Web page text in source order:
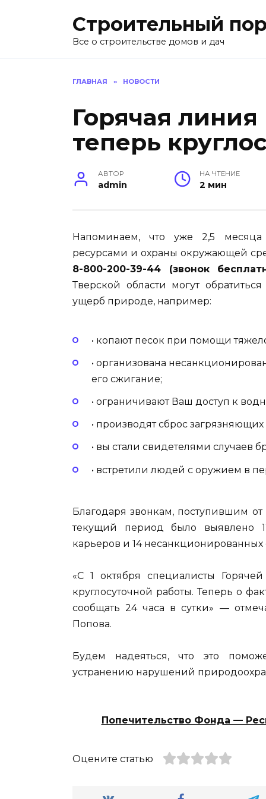
Строительный
Все о строительстве домов и дач
ГЛАВНАЯ » НОВОСТИ
Горячая
теперь
АВТОР
admin
НА ЧТЕНИЕ
2 мин
Напоминаем, что уже 2,5
ресурсами и охраны окружающей
8-800-200-39-44 (звонок
Тверской области могут
ущерб природе, например:
• копают песок при помощи
• организована
его сжигание;
• ограничивают Ваш доступ к
• производят сброс
• вы стали свидетелями случаев
• встретили людей с оружием в
Благодаря звонкам, поступившим
текущий период было выявлено
карьеров и 14 несанкционированных
«С 1 октября специалисты
круглосуточной работы. Теперь о
сообщать 24 часа в сутки» —
Попова.
Будем надеяться, что это
устранению нарушений
Попечительство Фонда —
Оцените статью